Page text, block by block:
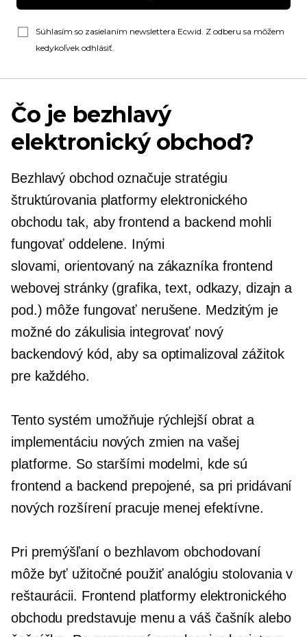
Súhlasím so zasielaním newslettera Ecwid. Z odberu sa môžem
kedykoľvek odhlásiť.
Čo je bezhlavý
elektronický obchod?
Bezhlavý obchod označuje stratégiu
štruktúrovania platformy elektronického
obchodu tak, aby frontend a backend mohli
fungovať oddelene. Inými
slovami,orientovaný na zákazníkafrontend
webovej stránky (grafika, text, odkazy, dizajn a
pod.) môže fungovať nerušene. Medzitým je
možné do zákulisia integrovať nový
backendový kód, aby sa optimalizoval zážitok
pre každého.
Tento systém umožňuje rýchlejší obrat a
implementáciu nových zmien na vašej
platforme. So staršími modelmi, kde sú
frontend a backend prepojené, sa pri pridávaní
nových rozšírení pracuje menej efektívne.
Pri premýšľaní o bezhlavom obchodovaní
môže byť užitočné použiť analógiu stolovania v
reštaurácii. Frontend platformy elektronického
obchodu predstavuje menu a váš čašník alebo